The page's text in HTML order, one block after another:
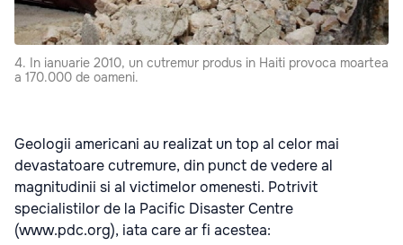
4. In ianuarie 2010, un cutremur produs in Haiti provoca moartea
a 170.000 de oameni.
Geologii americani au realizat un top al celor mai
devastatoare cutremure, din punct de vedere al
magnitudinii si al victimelor omenesti. Potrivit
specialistilor de la Pacific Disaster Centre
(www.pdc.org), iata care ar fi acestea: